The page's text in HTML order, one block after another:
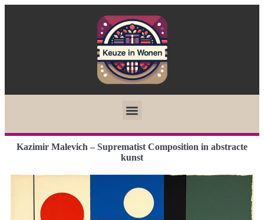
Kazimir Malevich – Suprematist Composition in abstracte
kunst